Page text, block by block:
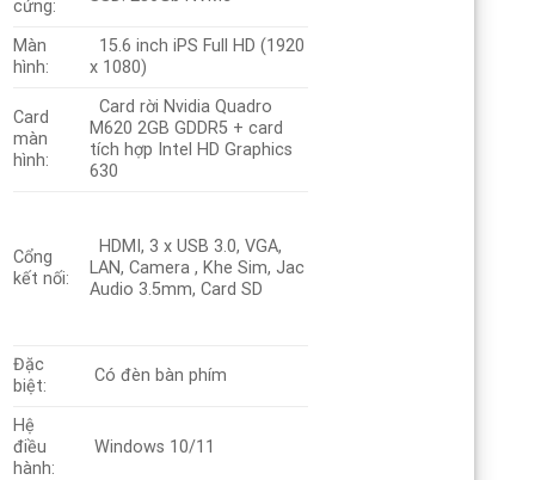
cứng:
Màn
hình:
15.6 inch iPS Full HD (1920
x 1080)
Card
màn
hình:
Card rời Nvidia Quadro
M620 2GB GDDR5 + card
tích hợp Intel HD Graphics
630
Cổng
kết nối:
HDMI, 3 x USB 3.0, VGA,
LAN, Camera , Khe Sim, Jac
Audio 3.5mm, Card SD
Đặc
biệt:
Có đèn bàn phím
Hệ
điều
hành:
Windows 10/11